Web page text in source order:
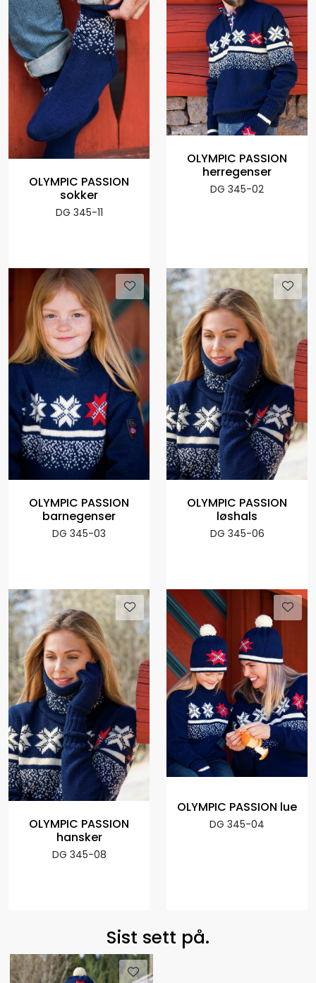
OLYMPIC PASSION
sokker
DG 345-11
OLYMPIC PASSION
herregenser
DG 345-02
OLYMPIC PASSION
barnegenser
DG 345-03
OLYMPIC PASSION
løshals
DG 345-06
OLYMPIC PASSION
hansker
DG 345-08
OLYMPIC PASSION lue
DG 345-04
Sist sett på.